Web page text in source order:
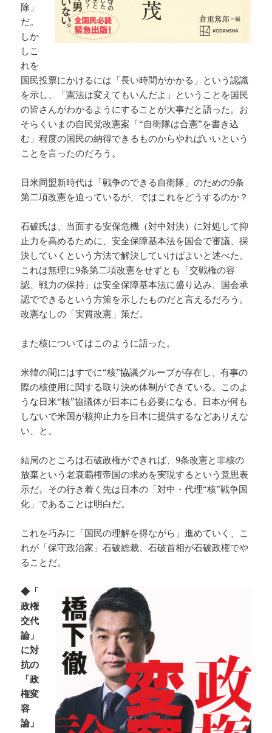
除」
だ。
しか
しこ
れを
国民投票にかけるには「長い時間がかかる」という認識
を示し、「憲法は変えてもいんだよ」ということを国民
の皆さんがわかるようにすることが大事だと語った。お
そらくいまの自民党改憲案「“自衛隊は合憲”を書き込
む」程度の国民の納得できるものからやればいいという
ことを言ったのだろう。
日米同盟新時代は「戦争のできる自衛隊」のための9条
第二項改憲を迫っているが、ではこれをどうするのか？
石破氏は、当面する安保危機（対中対決）に対処して抑
止力を高めるために、安全保障基本法を国会で審議、採
決していくという方法で解決していけばよいと述べた。
これは無理に9条第二項改憲をせずとも「交戦権の容
認、戦力の保持」は安全保障基本法に盛り込み、国会承
認でできるという方策を示したものだと言えるだろう。
改憲なしの「実質改憲」策だ。
また核についてはこのように語った。
米韓の間にはすでに“核”協議グループが存在し、有事の
際の核使用に関する取り決め体制ができている。このよ
うな日米“核”協議体が日本にも必要になる。日本が何も
しないで米国が核抑止力を日本に提供するなどありえな
い、と。
結局のところは石破政権ができれば、9条改憲と非核の
放棄という老衰覇権帝国の求めを実現するという意思表
示だ。その行き着く先は日本の「対中・代理“核”戦争国
化」であることは明白だ。
これを巧みに「国民の理解を得ながら」進めていく、こ
れが「保守政治家」石破総裁、石破首相が石破政権でや
ることだ。
◆「
政権
交代
論」
に対
抗の
「政
権変
容
論」